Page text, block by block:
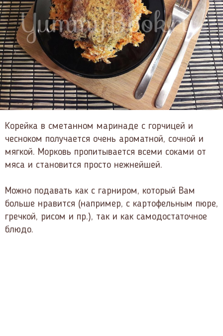
Корейка в сметанном маринаде с горчицей и
чесноком получается очень ароматной, сочной и
мягкой. Морковь пропитывается всеми соками от
мяса и становится просто нежнейшей.
Можно подавать как с гарниром, который Вам
больше нравится (например, с картофельным пюре,
гречкой, рисом и пр.), так и как самодостаточное
блюдо.